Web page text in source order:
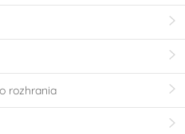
rozhrania